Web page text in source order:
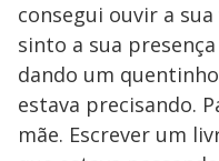
consegui ouvir a
sinto a sua
dando um
estava precisando.
mãe. Escrever um